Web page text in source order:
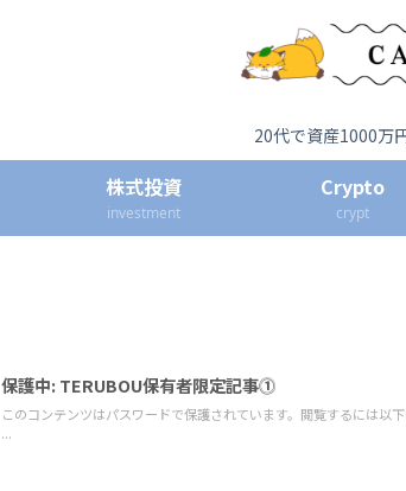
20代で資産1000万
株式投資
investment
Crypto
crypt
保護中: TERUBOU保有者限定記事⓵
このコンテンツはパスワードで保護されています。閲覧するには以
...